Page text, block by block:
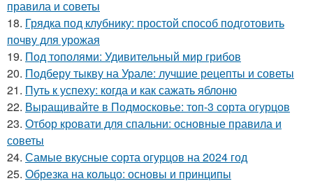
правила и советы
18. Грядка под клубнику: простой способ подготовить
почву для урожая
19. Под тополями: Удивительный мир грибов
20. Подберу тыкву на Урале: лучшие рецепты и советы
21. Путь к успеху: когда и как сажать яблоню
22. Выращивайте в Подмосковье: топ-3 сорта огурцов
23. Отбор кровати для спальни: основные правила и
советы
24. Самые вкусные сорта огурцов на 2024 год
25. Обрезка на кольцо: основы и принципы